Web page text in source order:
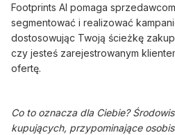
Footprints AI pomaga
segmentować i realizować
dostosowując Twoją ścieżkę
czy jesteś zarejestrowanym
ofertę.
Co to oznacza dla Ciebie?
kupujących, przypominające